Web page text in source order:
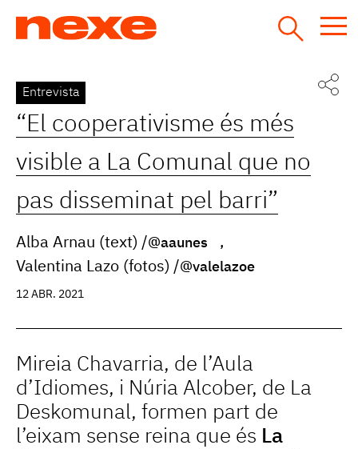
Back
to
top
Entrevista
“El cooperativisme és més
visible a La Comunal que no
pas disseminat pel barri”
Alba Arnau (text) @aaunes
Valentina Lazo (fotos) @valelazoe
12 ABR. 2021
Mireia Chavarria, de l’Aula
d’Idiomes, i Núria Alcober, de La
Deskomunal, formen part de
l’eixam sense reina que és La